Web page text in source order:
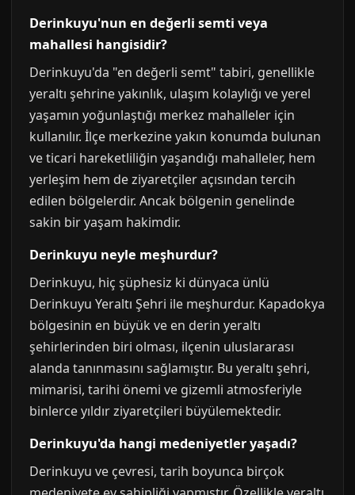
Derinkuyu'nun en değerli semti veya
mahallesi hangisidir?
Derinkuyu'da "en değerli semt" tabiri, genellikle
yeraltı şehrine yakınlık, ulaşım kolaylığı ve yerel
yaşamın yoğunlaştığı merkez mahalleler için
kullanılır. İlçe merkezine yakın konumda bulunan
ve ticari hareketliliğin yaşandığı mahalleler, hem
yerleşim hem de ziyaretçiler açısından tercih
edilen bölgelerdir. Ancak bölgenin genelinde
sakin bir yaşam hakimdir.
Derinkuyu neyle meşhurdur?
Derinkuyu, hiç şüphesiz ki dünyaca ünlü
Derinkuyu Yeraltı Şehri ile meşhurdur. Kapadokya
bölgesinin en büyük ve en derin yeraltı
şehirlerinden biri olması, ilçenin uluslararası
alanda tanınmasını sağlamıştır. Bu yeraltı şehri,
mimarisi, tarihi önemi ve gizemli atmosferiyle
binlerce yıldır ziyaretçileri büyülemektedir.
Derinkuyu'da hangi medeniyetler yaşadı?
Derinkuyu ve çevresi, tarih boyunca birçok